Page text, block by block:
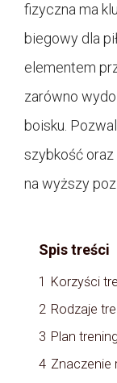
fizyczna ma
biegowy dla
elementem
zarówno
boisku.
szybkość oraz
na wyższy
Spis treści
1
Korzyści
2 Rodzaje
3 Plan
4 Znaczenie